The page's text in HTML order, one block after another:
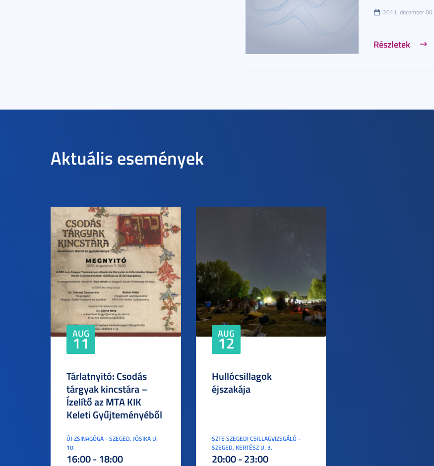
2011. december 06.
Részletek
Aktuális események
AUG
11
Tárlatnyitó: Csodás
tárgyak kincstára –
Ízelítő az MTA KIK
Keleti Gyűjteményéből
ÚJ ZSINAGÓGA - SZEGED, JÓSIKA U.
10.
16:00 - 18:00
AUG
12
Hullócsillagok
éjszakája
SZTE SZEGEDI CSILLAGVIZSGÁLÓ -
SZEGED, KERTÉSZ U. 3.
20:00 - 23:00